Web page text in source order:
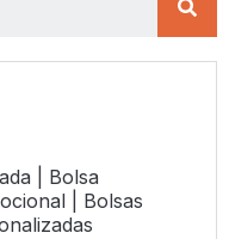
| Bolsa
| Bolsas